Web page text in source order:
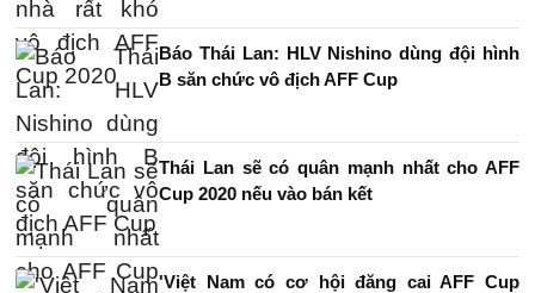
Báo Thái Lan: HLV Nishino dùng đội hình
B săn chức vô địch AFF Cup
Thái Lan sẽ có quân mạnh nhất cho AFF
Cup 2020 nếu vào bán kết
'Việt Nam có cơ hội đăng cai AFF Cup